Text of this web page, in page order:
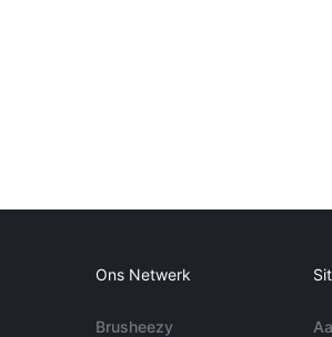
Ons Netwerk
Brusheezy